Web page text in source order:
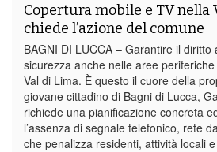
​Copertura mobile e TV nella
chiede l’azione del comune
BAGNI DI LUCCA – Garantire il diritto
sicurezza anche nelle aree
Val di Lima. È questo il cuore della
giovane cittadino di Bagni di Lucca,
richiede una pianificazione concreta
l’assenza di segnale telefonico, rete
che penalizza residenti, attività locali